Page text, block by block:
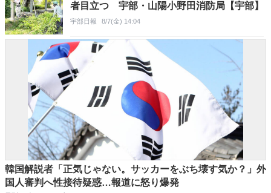
者目立つ 宇部・山陽小野田消防局【宇部】
宇部日報 8/7(金) 14:04
韓国解説者「正気じゃない。サッカーをぶち壊す気か？」外
国人審判へ性接待疑惑…報道に怒り爆発